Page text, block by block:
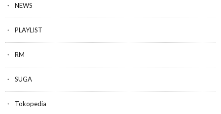
NEWS
PLAYLIST
RM
SUGA
Tokopedia